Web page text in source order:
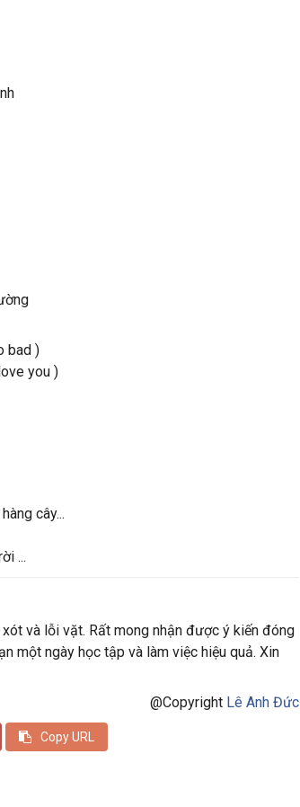
bad )
you )
cây...
...
và lỗi vặt. Rất mong nhận được ý kiến đóng
một ngày học tập và làm việc hiệu quả. Xin
@Copyright Lê Anh Đức
Copy URL